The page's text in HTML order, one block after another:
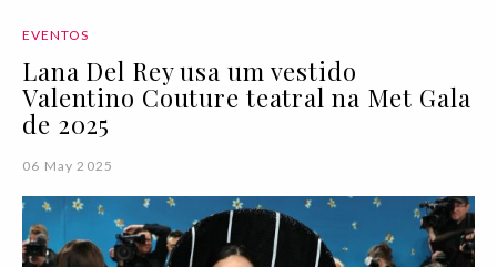
EVENTOS
Lana Del Rey usa um vestido
Valentino Couture teatral na Met Gala
de 2025
06 May 2025